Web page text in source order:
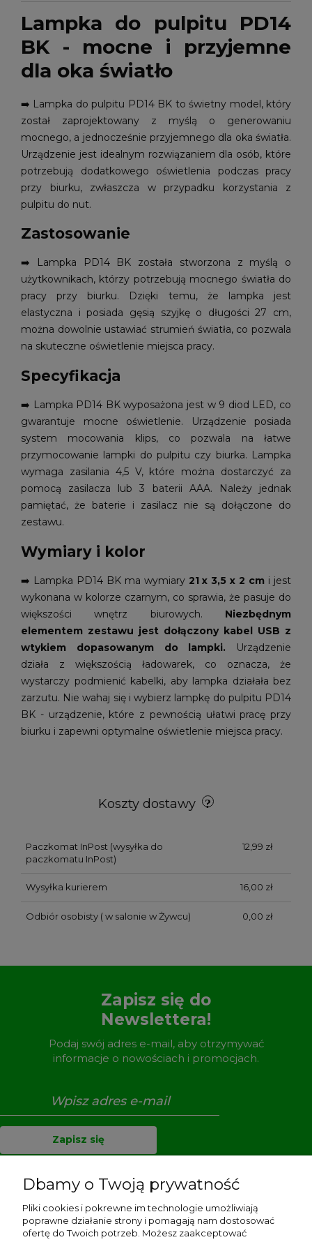
Lampka do pulpitu PD14
BK - mocne i przyjemne
dla oka światło
➡️ Lampka do pulpitu PD14 BK to świetny model, który
został zaprojektowany z myślą o generowaniu
mocnego, a jednocześnie przyjemnego dla oka światła.
Urządzenie jest idealnym rozwiązaniem dla osób, które
potrzebują dodatkowego oświetlenia podczas pracy
przy biurku, zwłaszcza w przypadku korzystania z
pulpitu do nut.
Zastosowanie
➡️
Lampka PD14 BK została stworzona z myślą o
użytkownikach, którzy potrzebują mocnego światła do
pracy przy biurku. Dzięki temu, że lampka jest
elastyczna i posiada gęsią szyjkę o długości 27 cm,
można dowolnie ustawiać strumień światła, co pozwala
na skuteczne oświetlenie miejsca pracy.
Specyfikacja
➡️ Lampka PD14 BK wyposażona jest w 9 diod LED, co
gwarantuje mocne oświetlenie. Urządzenie posiada
system mocowania klips, co pozwala na łatwe
przymocowanie lampki do pulpitu czy biurka. Lampka
wymaga zasilania 4,5 V, które można dostarczyć za
pomocą zasilacza lub 3 baterii AAA. Należy jednak
pamiętać, że baterie i zasilacz nie są dołączone do
zestawu.
Wymiary i kolor
➡️ Lampka PD14 BK ma wymiary 21 x 3,5 x 2 cm i jest
wykonana w kolorze czarnym, co sprawia, że pasuje do
większości wnętrz biurowych. Niezbędnym
elementem zestawu jest dołączony kabel USB z
wtykiem dopasowanym do lampki. Urządzenie
działa z większością ładowarek, co oznacza, że
wystarczy podmienić kabelki, aby lampka działała bez
zarzutu. Nie wahaj się i wybierz lampkę do pulpitu PD14
BK - urządzenie, które z pewnością ułatwi pracę przy
biurku i zapewni optymalne oświetlenie miejsca pracy.
Koszty dostawy
Paczkomat InPost(wysyłka do
paczkomatu InPost)
12,99 zł
Wysyłka kurierem 16,00 zł
Odbiór osobisty( w salonie w Żywcu) 0,00 zł
Zapisz się do
Newslettera!
Podaj swój adres e-mail, aby otrzymywać
informacje o nowościach i promocjach.
Zapisz się
Pomoc
Dbamy o Twoją prywatność
Pliki cookies i pokrewne im technologie umożliwiają
poprawne działanie strony i pomagają nam dostosować
ofertę do Twoich potrzeb. Możesz zaakceptować